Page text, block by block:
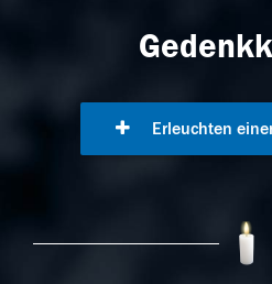
Erleuchten